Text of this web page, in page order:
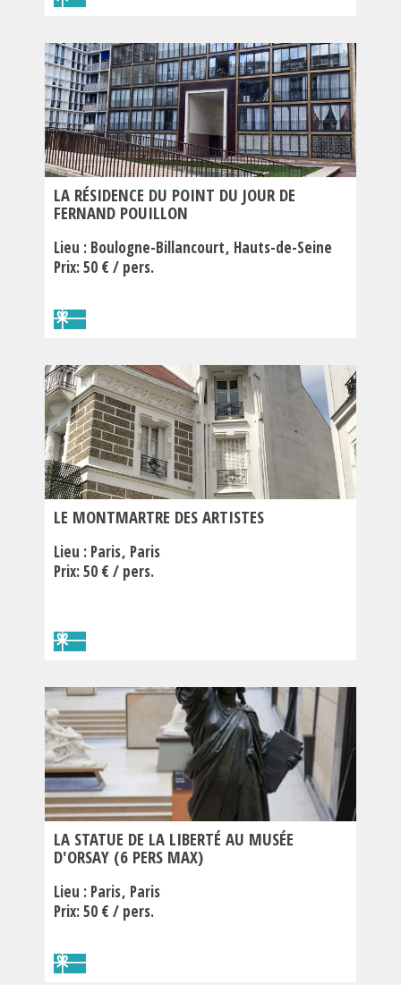
LA RÉSIDENCE DU POINT DU JOUR DE
FERNAND POUILLON
Lieu : Boulogne-Billancourt Hauts-de-Seine
Prix: 50 € / pers.
LE MONTMARTRE DES ARTISTES
Lieu : Paris Paris
Prix: 50 € / pers.
LA STATUE DE LA LIBERTÉ AU MUSÉE
D'ORSAY (6 PERS MAX)
Lieu : Paris Paris
Prix: 50 € / pers.